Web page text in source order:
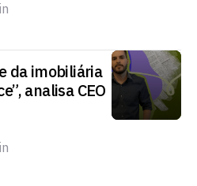
da imobiliária
analisa CEO